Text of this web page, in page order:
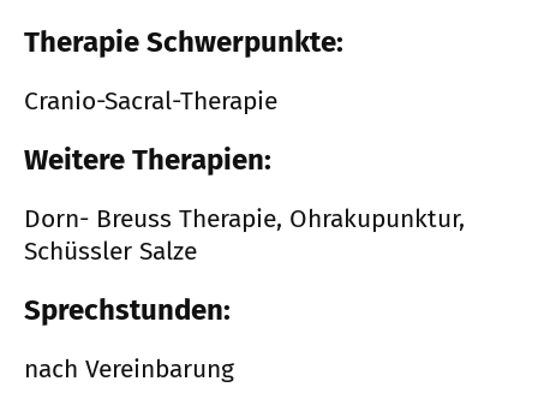
Therapie Schwerpunkte:
Cranio-Sacral-Therapie
Weitere Therapien:
Dorn- Breuss Therapie, Ohrakupunktur,
Schüssler Salze
Sprechstunden:
nach Vereinbarung